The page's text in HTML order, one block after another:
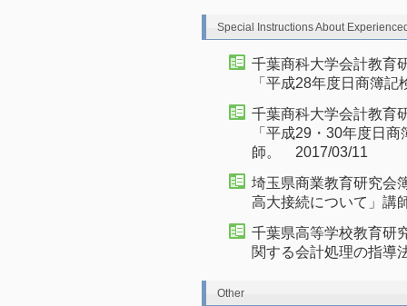
Special Instructions About
千葉商科大学会計教
「平成28年度日商簿
千葉商科大学会計教
「平成29・30年度日
師。 2017/03/11
埼玉県商業教育研究会
高大接続について」
千葉県高等学校教育研
関する会計処理の指
Other